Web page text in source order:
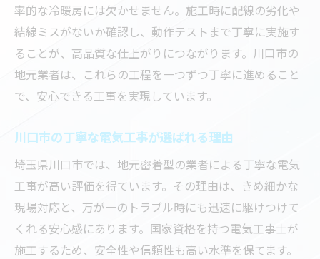
率的な冷暖房には欠かせません。施工時に配線の劣化や
結線ミスがないか確認し、動作テストまで丁寧に実施す
ることが、高品質な仕上がりにつながります。川口市の
地元業者は、これらの工程を一つずつ丁寧に進めること
で、安心できる工事を実現しています。
川口市の丁寧な電気工事が選ばれる理由
埼玉県川口市では、地元密着型の業者による丁寧な電気
工事が高い評価を得ています。その理由は、きめ細かな
現場対応と、万が一のトラブル時にも迅速に駆けつけて
くれる安心感にあります。国家資格を持つ電気工事士が
施工するため、安全性や信頼性も高い水準を保てます。